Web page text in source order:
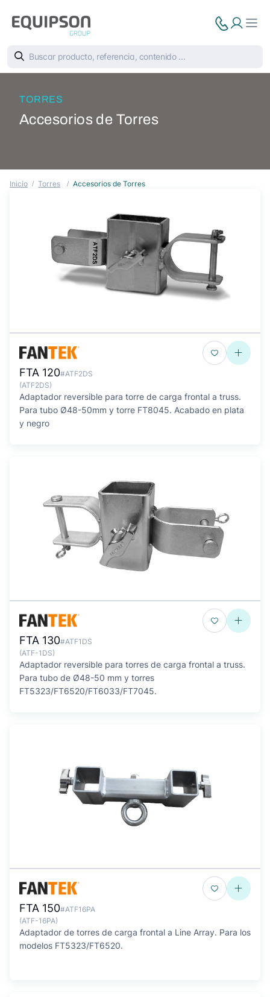
TORRES
Accesorios de Torres
Inicio Torres Accesorios de Torres
FTA 120#ATF2DS
(ATF2DS)
Adaptador reversible para torre de carga frontal a truss.
Para tubo Ø48-50mm y torre FT8045. Acabado en plata
y negro
FTA 130#ATF1DS
(ATF-1DS)
Adaptador reversible para torres de carga frontal a truss.
Para tubo de Ø48-50 mm y torres
FT5323/FT6520/FT6033/FT7045.
FTA 150#ATF16PA
(ATF-16PA)
Adaptador de torres de carga frontal a Line Array. Para los
modelos FT5323/FT6520.